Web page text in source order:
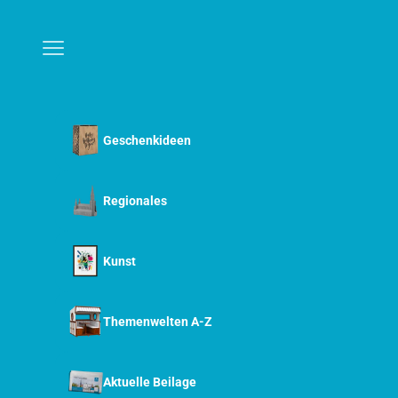
Menü
Geschenkideen
Regionales
Kunst
Themenwelten A-Z
Aktuelle Beilage